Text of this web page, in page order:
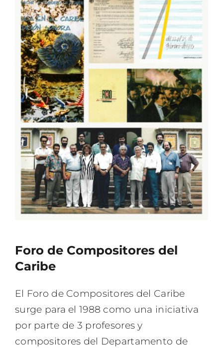
Foro de Compositores del
Caribe
El Foro de Compositores del Caribe
surge para el 1988 como una iniciativa
por parte de 3 profesores y
compositores del Departamento de